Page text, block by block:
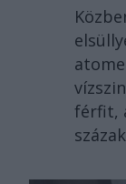
férfit,